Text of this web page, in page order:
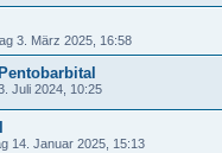
3. März 2025, 16:58
Juli 2024, 10:25
14. Januar 2025, 15:13